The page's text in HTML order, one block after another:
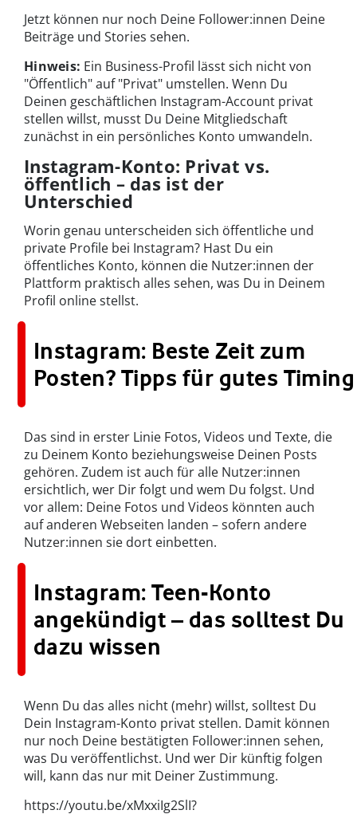
Jetzt können nur noch Deine Follower:innen Deine
Beiträge und Stories sehen.
Hinweis: Ein Business-Profil lässt sich nicht von
"Öffentlich" auf "Privat" umstellen. Wenn Du
Deinen geschäftlichen Instagram-Account privat
stellen willst, musst Du Deine Mitgliedschaft
zunächst in ein persönliches Konto umwandeln.
Instagram-Konto: Privat vs.
öffentlich – das ist der
Unterschied
Worin genau unterscheiden sich öffentliche und
private Profile bei Instagram? Hast Du ein
öffentliches Konto, können die Nutzer:innen der
Plattform praktisch alles sehen, was Du in Deinem
Profil online stellst.
Instagram: Beste Zeit zum
Posten? Tipps für gutes Timing
Das sind in erster Linie Fotos, Videos und Texte, die
zu Deinem Konto beziehungsweise Deinen Posts
gehören. Zudem ist auch für alle Nutzer:innen
ersichtlich, wer Dir folgt und wem Du folgst. Und
vor allem: Deine Fotos und Videos könnten auch
auf anderen Webseiten landen – sofern andere
Nutzer:innen sie dort einbetten.
Instagram: Teen-Konto
angekündigt – das solltest Du
dazu wissen
Wenn Du das alles nicht (mehr) willst, solltest Du
Dein Instagram-Konto privat stellen. Damit können
nur noch Deine bestätigten Follower:innen sehen,
was Du veröffentlichst. Und wer Dir künftig folgen
will, kann das nur mit Deiner Zustimmung.
https://youtu.be/xMxxiIg2SlI?